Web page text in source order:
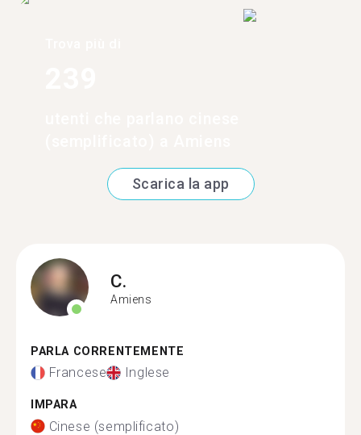
Scarica la app
C.
Amiens
PARLA CORRENTEMENTE
Francese Inglese
IMPARA
Cinese (semplificato)